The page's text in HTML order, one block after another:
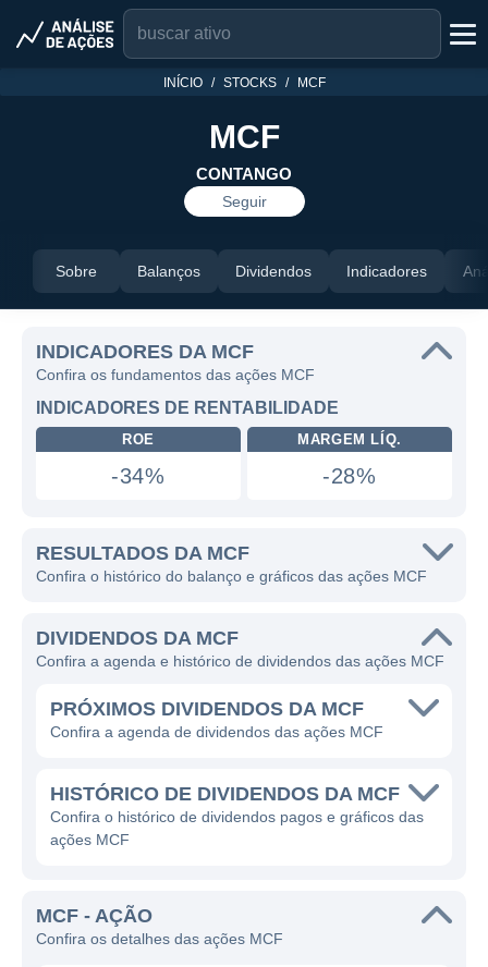
INÍCIO STOCKS MCF
MCF
CONTANGO
Seguir
Sobre Balanços Dividendos Indicadores
INDICADORES DA MCF
Confira os fundamentos das ações MCF
INDICADORES DE RENTABILIDADE
ROE
-34%
MARGEM LÍQ.
-28%
RESULTADOS DA MCF
Confira o histórico do balanço e gráficos das ações MCF
DIVIDENDOS DA MCF
Confira a agenda e histórico de dividendos das ações MCF
PRÓXIMOS DIVIDENDOS DA MCF
Confira a agenda de dividendos das ações MCF
HISTÓRICO DE DIVIDENDOS DA MCF
Confira o histórico de dividendos pagos e gráficos das
ações MCF
MCF - AÇÃO
Confira os detalhes das ações MCF